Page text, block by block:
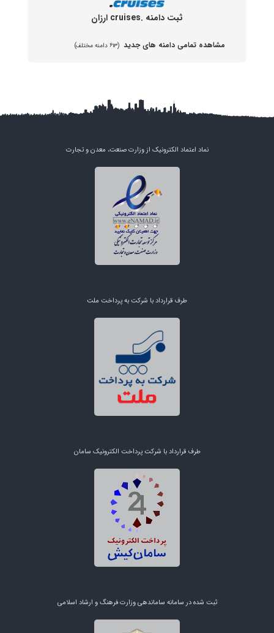
ثبت دامنه .cruises ارزان
مشاهده تمامی دامنه های جدید (۶۱۳ دامنه مختلف)
نماد اعتماد الکترونیک از وزارت صنعت، معدن و تجارت
طرف قرارداد با شرکت به پرداخت ملت
طرف قرارداد با شرکت پرداخت الکترونیک سامان
ثبت شده در سامانه ساماندهی وزارت فرهنگ و ارشاد اسلامی